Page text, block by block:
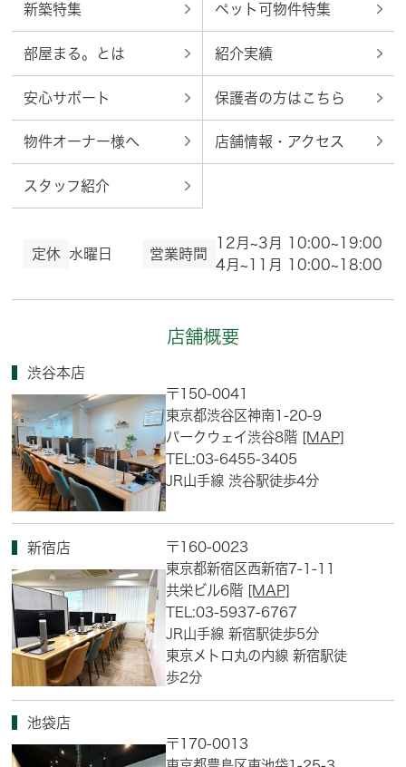
新築特集 ペット可物件特集
部屋まる。とは 紹介実績
安心サポート 保護者の方はこちら
物件オーナー様へ 店舗情報・アクセス
スタッフ紹介
定休 水曜日 営業時間
12月~3月 10:00~19:00
4月~11月 10:00~18:00
店舗概要
渋谷本店
〒150-0041
東京都渋谷区神南1-20-9
パークウェイ渋谷8階 [MAP]
TEL:03-6455-3405
JR山手線 渋谷駅徒歩4分
新宿店
〒160-0023
東京都新宿区西新宿7-1-11
共栄ビル6階 [MAP]
TEL:03-5937-6767
JR山手線 新宿駅徒歩5分
東京メトロ丸の内線 新宿駅徒
歩2分
池袋店
〒170-0013